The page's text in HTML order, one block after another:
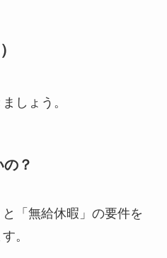
しょう。
？
「無給休暇」の要件を
。